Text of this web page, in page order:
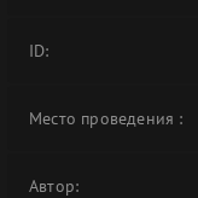
ID:
Место проведения :
Автор: